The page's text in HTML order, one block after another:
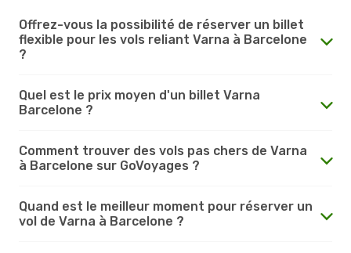
Offrez-vous la possibilité de réserver un billet
flexible pour les vols reliant Varna à Barcelone
?
Quel est le prix moyen d'un billet Varna
Barcelone ?
Comment trouver des vols pas chers de Varna
à Barcelone sur GoVoyages ?
Quand est le meilleur moment pour réserver un
vol de Varna à Barcelone ?